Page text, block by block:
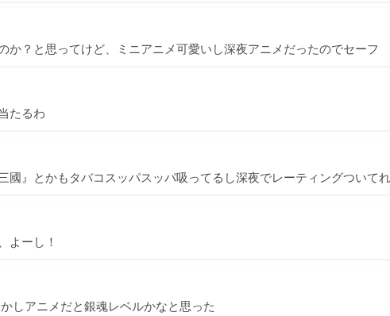
か？と思ってけど、ミニアニメ可愛いし深夜アニメだったのでセーフ
たるわ
國』とかもタバコスッパスッパ吸ってるし深夜でレーティングついて
よーし！
しアニメだと銀魂レベルかなと思った